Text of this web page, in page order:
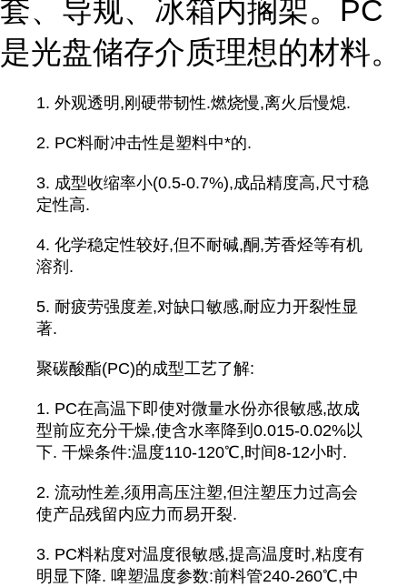
套、导规、冰箱内搁架。PC
是光盘储存介质理想的材料。
1. 外观透明,刚硬带韧性.燃烧慢,离火后慢熄.
2. PC料耐冲击性是塑料中*的.
3. 成型收缩率小(0.5-0.7%),成品精度高,尺寸稳
定性高.
4. 化学稳定性较好,但不耐碱,酮,芳香烃等有机
溶剂.
5. 耐疲劳强度差,对缺口敏感,耐应力开裂性显
著.
聚碳酸酯(PC)的成型工艺了解:
1. PC在高温下即使对微量水份亦很敏感,故成
型前应充分干燥,使含水率降到0.015-0.02%以
下. 干燥条件:温度110-120℃,时间8-12小时.
2. 流动性差,须用高压注塑,但注塑压力过高会
使产品残留内应力而易开裂.
3. PC料粘度对温度很敏感,提高温度时,粘度有
明显下降. 啤塑温度参数:前料管240-260℃,中